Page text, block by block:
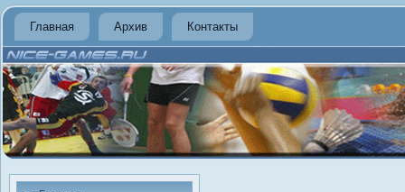
Главная Архив Контакты